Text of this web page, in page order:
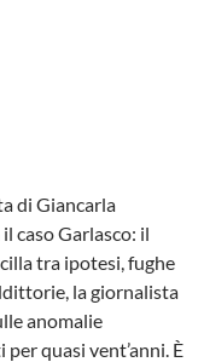
di Giancarla
caso Garlasco: il
tra ipotesi, fughe
la giornalista
anomalie
quasi vent’anni. È